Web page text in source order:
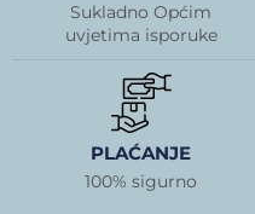
Sukladno Općim
uvjetima isporuke
PLAĆANJE
100% sigurno